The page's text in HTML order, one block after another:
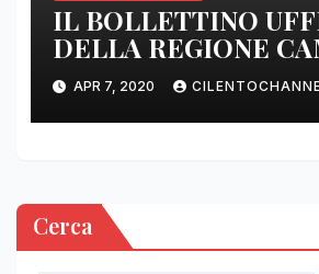
IL BOLLETTINO
DELLA REGIONE
DELLE ORE 22.00
APR 7, 2020
Cerca